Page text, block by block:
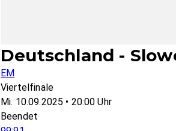
Deutschland -
EM
Viertelfinale
Mi. 10.09.2025 • 20:00 Uhr
Beendet